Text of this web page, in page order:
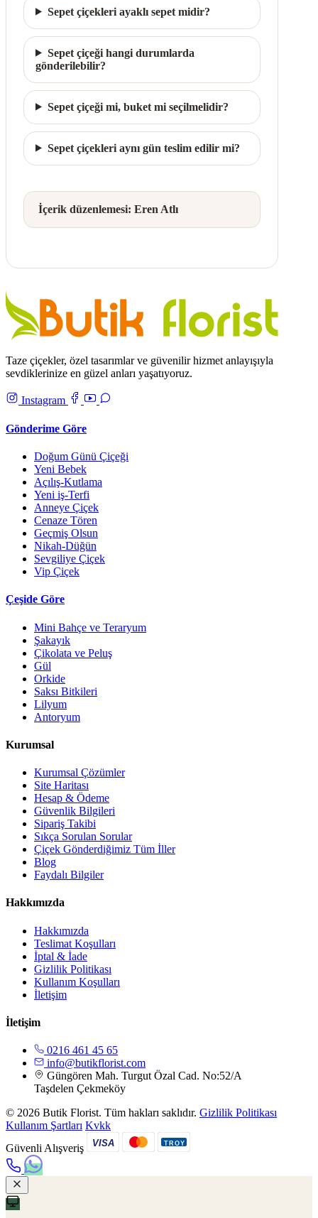
Sepet çiçekleri ayaklı sepet midir?
Sepet çiçeği hangi durumlarda
gönderilebilir?
Sepet çiçeği mi, buket mi seçilmelidir?
Sepet çiçekleri aynı gün teslim edilir mi?
İçerik düzenlemesi: Eren Atlı
Taze çiçekler, özel tasarımlar ve güvenilir hizmet anlayışıyla
sevdiklerinize en güzel anları yaşatıyoruz.
Instagram
Gönderime Göre
Doğum Günü Çiçeği
Yeni Bebek
Açılış-Kutlama
Yeni iş-Terfi
Anneye Çiçek
Cenaze Tören
Geçmiş Olsun
Nikah-Düğün
Sevgiliye Çiçek
Vip Çiçek
Çeşide Göre
Mini Bahçe ve Teraryum
Şakayık
Çikolata ve Peluş
Gül
Orkide
Saksı Bitkileri
Lilyum
Antoryum
Kurumsal
Kurumsal Çözümler
Site Haritası
Hesap & Ödeme
Güvenlik Bilgileri
Sipariş Takibi
Sıkça Sorulan Sorular
Çiçek Gönderdiğimiz Tüm İller
Blog
Faydalı Bilgiler
Hakkımızda
Hakkımızda
Teslimat Koşulları
İptal & İade
Gizlilik Politikası
Kullanım Koşulları
İletişim
İletişim
0216 461 45 65
info@butikflorist.com
Güngören Mah. Turgut Özal Cad. No:52/A
Taşdelen Çekmeköy
© 2026 Butik Florist. Tüm hakları saklıdır. Gizlilik Politikası
Kullanım Şartları Kvkk
Güvenli Alışveriş
VISA TROY